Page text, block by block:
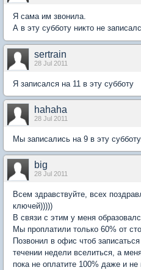
Я сама им звонила.
А в эту субботу никто не
sertrain
28 Jul 2011
Я записался на 11 в эту субботу
hahaha
28 Jul 2011
Мы записались на 9 в эту
big
28 Jul 2011
Всем здравствуйте, всех
ключей)))))
В связи с этим у меня
Мы проплатили только 60% от
Позвонил в офис чтоб
течении недели вселиться, а
пока не оплатите 100% даже и